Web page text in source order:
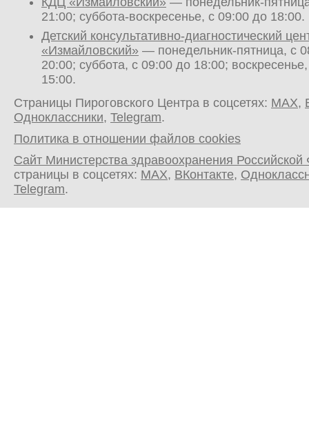
21:00; суббота-воскресенье, с 09:00 до 18:00.
Детский консультативно-диагностический
«Измайловский» — понедельник-пятница, с
20:00; суббота, с 09:00 до 18:00;
15:00.
Страницы Пироговского Центра в соцсетях: MAX,
Одноклассники, Telegram.
Политика в отношении файлов cookies
Сайт Министерства здравоохранения
страницы в соцсетях: MAX, ВКонтакте,
Telegram.